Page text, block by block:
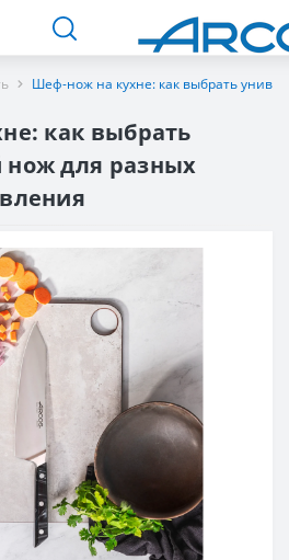
Шеф-нож на кухне: как выбрать
как выбрать
для разных